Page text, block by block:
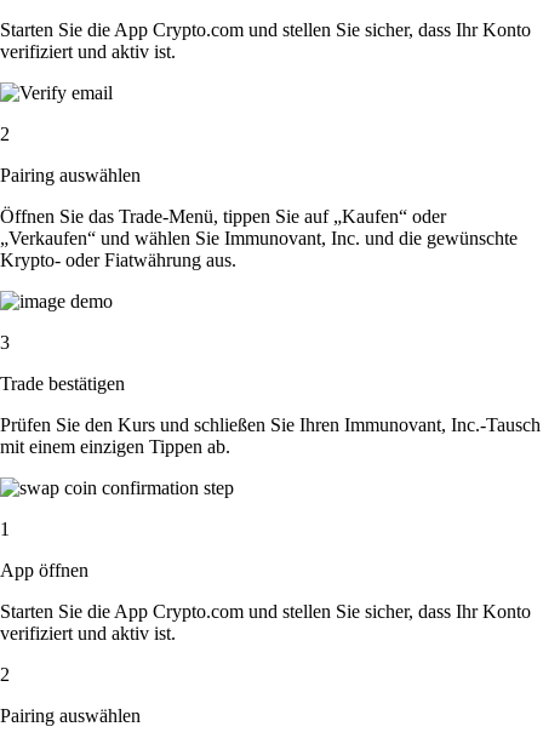
Starten Sie die App Crypto.com und stellen Sie sicher, dass Ihr Konto
verifiziert und aktiv ist.
2
Pairing auswählen
Öffnen Sie das Trade-Menü, tippen Sie auf „Kaufen“ oder
„Verkaufen“ und wählen Sie Immunovant, Inc. und die gewünschte
Krypto- oder Fiatwährung aus.
3
Trade bestätigen
Prüfen Sie den Kurs und schließen Sie Ihren Immunovant, Inc.-Tausch
mit einem einzigen Tippen ab.
1
App öffnen
Starten Sie die App Crypto.com und stellen Sie sicher, dass Ihr Konto
verifiziert und aktiv ist.
2
Pairing auswählen